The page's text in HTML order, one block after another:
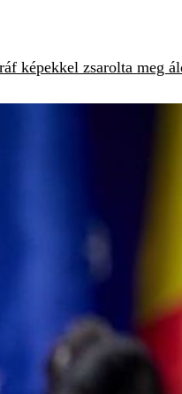
képekkel zsarolta meg